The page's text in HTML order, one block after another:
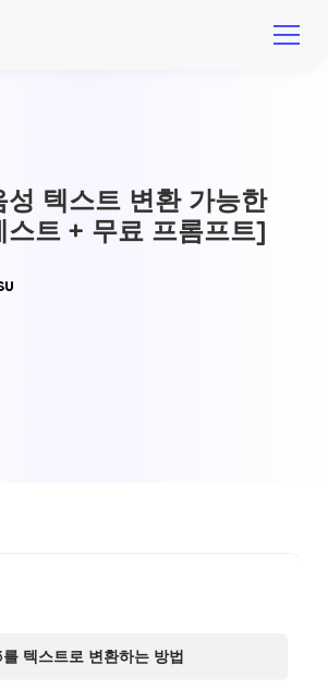
텍스트 변환 가능한
트 + 무료 프롬프트]
텍스트로 변환하는 방법